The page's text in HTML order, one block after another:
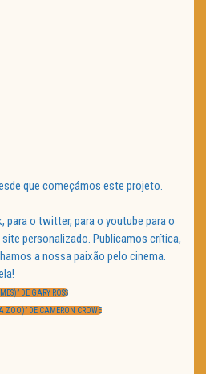
que começámos este projeto.
para o twitter, para o youtube para o
personalizado. Publicamos crítica,
a nossa paixão pelo cinema.
DE GARY ROSS
ZOO)” DE CAMERON CROWE